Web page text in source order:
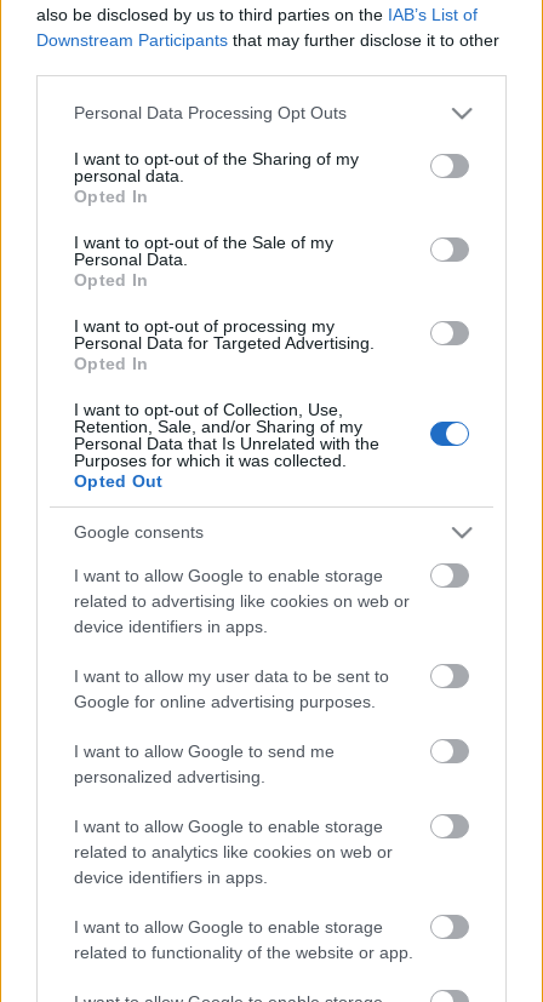
also be disclosed by us to third parties on the IAB’s List of
Downstream Participants that may further disclose it to other
Please note that this website/app uses one or more Google
not limited to your visit or usage behaviour. You may click to
grant or deny consent to Google and its third-party tags to
use your data for below specified purposes in below Google
consent section.
Personal Data Processing Opt Outs
I want to opt-out of the Sharing of my
personal data.
Opted In
I want to opt-out of the Sale of my
Personal Data.
Opted In
I want to opt-out of processing my
Personal Data for Targeted Advertising.
Opted In
I want to opt-out of Collection, Use,
Retention, Sale, and/or Sharing of my
Personal Data that Is Unrelated with the
Purposes for which it was collected.
Opted Out
Google consents
I want to allow Google to enable storage
related to advertising like cookies on web or
device identifiers in apps.
I want to allow my user data to be sent to
Google for online advertising purposes.
I want to allow Google to send me
personalized advertising.
I want to allow Google to enable storage
related to analytics like cookies on web or
device identifiers in apps.
I want to allow Google to enable storage
related to functionality of the website or app.
mondani. Igazán átlagon felüli, vagy annak
képzelem a lemezgyűjteményemet, de ez a
Horenstein nincs benne.
Azóta, tudjuk, hogy nincs is feltétlenül
gyűjteményekre szükség. Amit keresünk, kis
szerencsével megtalálható az interneten. Itt zárul a
kör, a Horenstein vezényelte Mahler 3.-on Norma
Procter énekel. Akinek kevés ideje van, csak az
énekelt tételt is meghallgatja, de fönt van a teljes
mű. Hogy eszünkbe jussanak.
Címkék:Norma Procter Bors Jenő
Ajánlott bejegyzések:
Vetélkedő társművészetek
Ironikus
Minden bajszos egyforma